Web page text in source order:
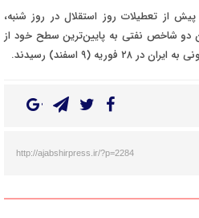
پیش از تعطیلات روز استقلال در روز شنبه،
دو شاخص نفتی به پایین‌ترین سطح خود از
(۹ اسفند) رسیدند
.
http://ajabshirpress.ir/?p=2284